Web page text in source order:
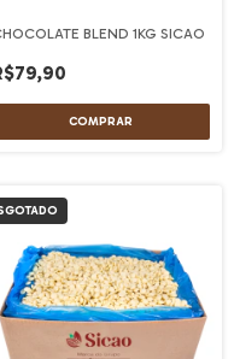
BLEND 1KG SICAO